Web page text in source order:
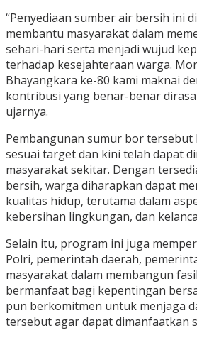
“Penyediaan sumber air bersih ini
membantu masyarakat dalam
sehari-hari serta menjadi wujud
terhadap kesejahteraan warga.
Bhayangkara ke-80 kami maknai
kontribusi yang benar-benar
ujarnya.
Pembangunan sumur bor tersebut
sesuai target dan kini telah dapat
masyarakat sekitar. Dengan
bersih, warga diharapkan dapat
kualitas hidup, terutama dalam
kebersihan lingkungan, dan
Selain itu, program ini juga
Polri, pemerintah daerah,
masyarakat dalam membangun
bermanfaat bagi kepentingan
pun berkomitmen untuk menjaga
tersebut agar dapat dimanfaatkan